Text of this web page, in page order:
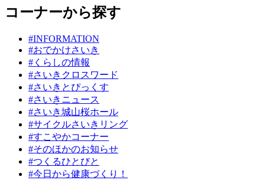
コーナーから探す
#INFORMATION
#おでかけさいき
#くらしの情報
#さいきクロスワード
#さいきとぴっくす
#さいきニュース
#さいき城山桜ホール
#サイクルさいきリング
#すこやかコーナー
#そのほかのお知らせ
#つくるひとびと
#今日から健康づくり！